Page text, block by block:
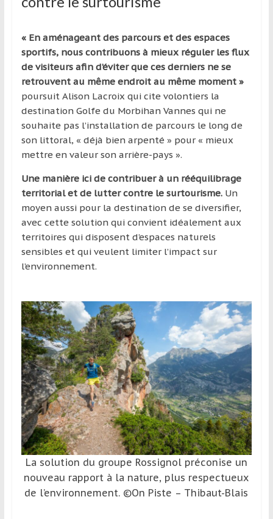
« En aménageant des parcours et des espaces
sportifs, nous contribuons à mieux réguler les flux
de visiteurs afin d’éviter que ces derniers ne se
retrouvent au même endroit au même moment »
poursuit Alison Lacroix qui cite volontiers la
destination Golfe du Morbihan Vannes qui ne
souhaite pas l’installation de parcours le long de
son littoral, « déjà bien arpenté » pour « mieux
mettre en valeur son arrière-pays ».
Une manière ici de contribuer à un rééquilibrage
territorial et de lutter contre le surtourisme.Un
moyen aussi pour la destination de se diversifier,
avec cette solution qui convient idéalement aux
territoires qui disposent d’espaces naturels
sensibles et qui veulent limiter l’impact sur
l’environnement.
La solution du groupe Rossignol préconise un
nouveau rapport à la nature, plus respectueux
de l’environnement. ©On Piste – Thibaut-Blais